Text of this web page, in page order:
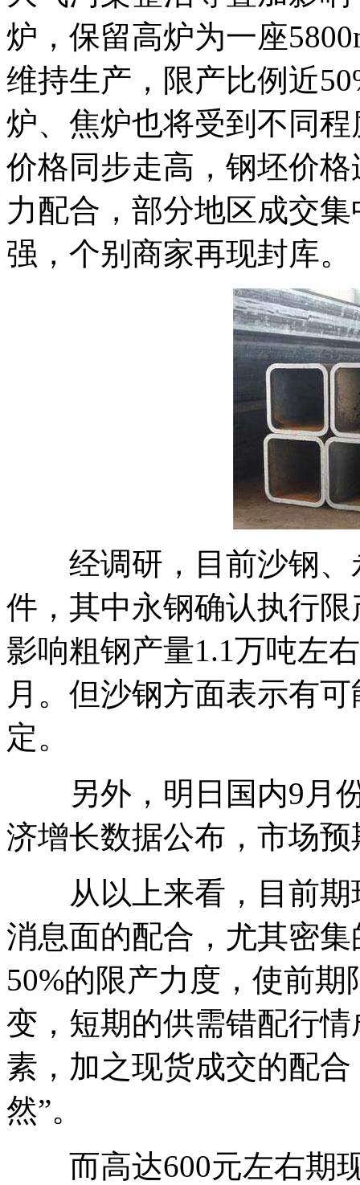
炉，保留高炉为一座
维持生产，限产比例近
炉、焦炉也将受到不同
价格同步走高，钢坯价
力配合，部分地区成交
强，个别商家再现封库。
经调研，目前沙钢、
件，其中永钢确认执行
影响粗钢产量1.1万吨左
月。但沙钢方面表示有
定。
另外，明日国内9月份
济增长数据公布，市场
从以上来看，目前期
消息面的配合，尤其密
50%的限产力度，使前
变，短期的供需错配行
素，加之现货成交的配
然”。
而高达600元左右期现